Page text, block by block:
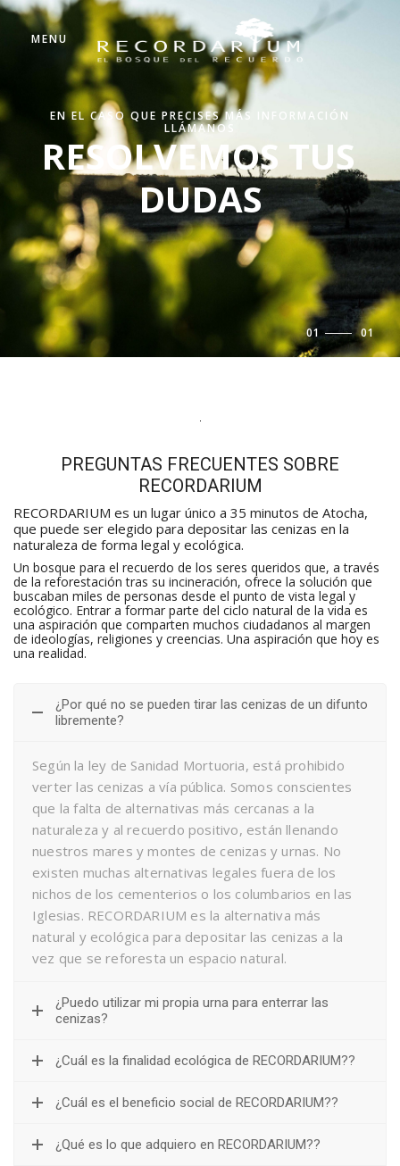
MENU
EN EL CASO QUE PRECISES MÁS INFORMACIÓN
LLÁMANOS
RESOLVEMOS TUS
DUDAS
01 /01
PREGUNTAS FRECUENTES SOBRE
RECORDARIUM
RECORDARIUM es un lugar único a 35 minutos de Atocha,
que puede ser elegido para depositar las cenizas en la
naturaleza de forma legal y ecológica.
Un bosque para el recuerdo de los seres queridos que, a través
de la reforestación tras su incineración, ofrece la solución que
buscaban miles de personas desde el punto de vista legal y
ecológico. Entrar a formar parte del ciclo natural de la vida es
una aspiración que comparten muchos ciudadanos al margen
de ideologías, religiones y creencias. Una aspiración que hoy es
una realidad.
¿Por qué no se pueden tirar las cenizas de un difunto
libremente?
Según la ley de Sanidad Mortuoria, está prohibido
verter las cenizas a vía pública. Somos conscientes
que la falta de alternativas más cercanas a la
naturaleza y al recuerdo positivo, están llenando
nuestros mares y montes de cenizas y urnas. No
existen muchas alternativas legales fuera de los
nichos de los cementerios o los columbarios en las
Iglesias. RECORDARIUM es la alternativa más
natural y ecológica para depositar las cenizas a la
vez que se reforesta un espacio natural.
¿Puedo utilizar mi propia urna para enterrar las
cenizas?
¿Cuál es la finalidad ecológica de RECORDARIUM??
¿Cuál es el beneficio social de RECORDARIUM??
¿Qué es lo que adquiero en RECORDARIUM??